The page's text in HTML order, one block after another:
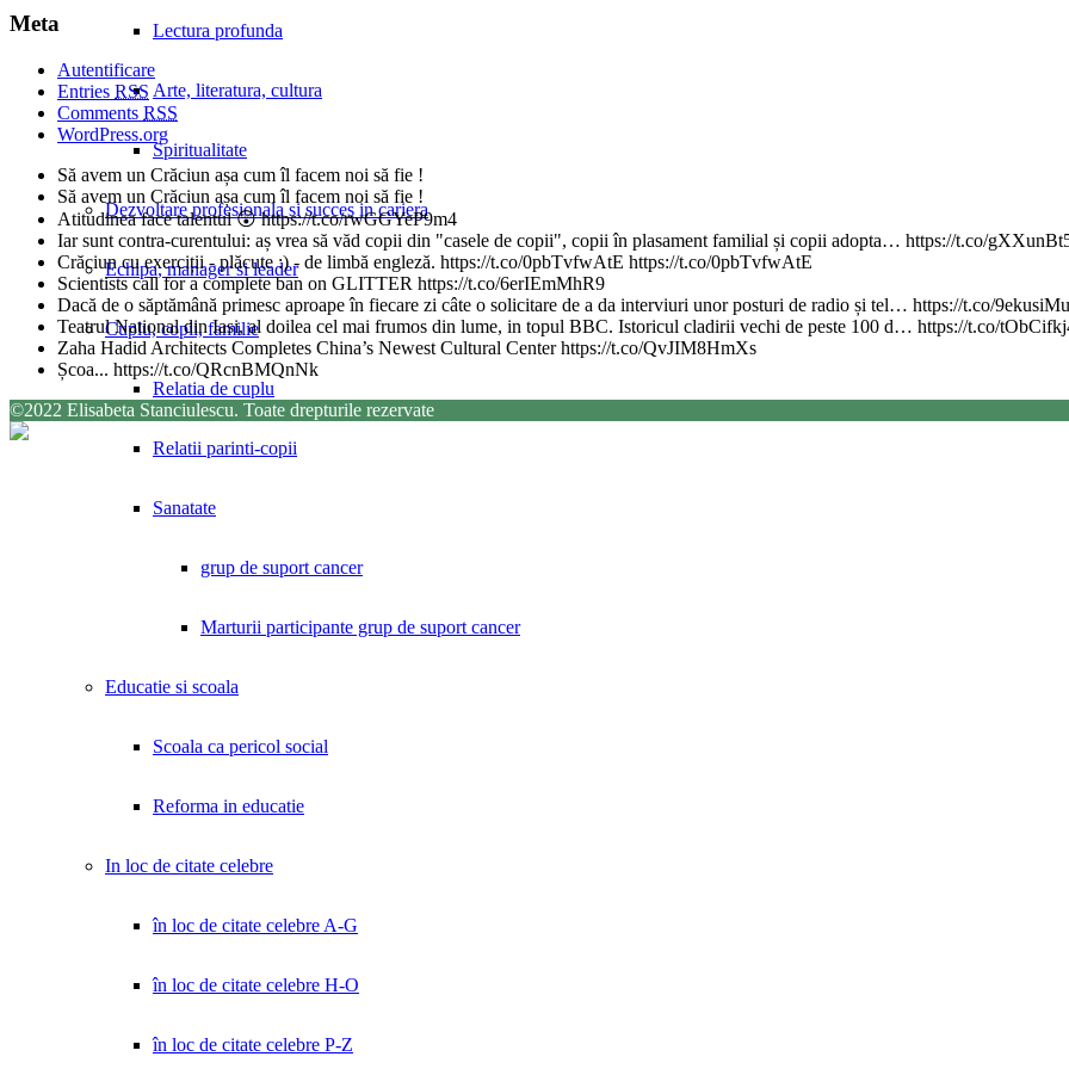
Lectura profunda
Arte, literatura, cultura
Spiritualitate
Dezvoltare profesionala si succes in cariera
Echipa, manager si leader
Cuplu, copii, familie
Relatia de cuplu
Relatii parinti-copii
Sanatate
grup de suport cancer
Marturii participante grup de suport cancer
Educatie si scoala
Scoala ca pericol social
Reforma in educatie
In loc de citate celebre
în loc de citate celebre A-G
în loc de citate celebre H-O
în loc de citate celebre P-Z
Meta
Autentificare
Entries RSS
Comments RSS
WordPress.org
Să avem un Crăciun așa cum îl facem noi să fie !
Să avem un Crăciun așa cum îl facem noi să fie !
Atitudinea face talentul 😲 https://t.co/rwGGYeP9m4
Iar sunt contra-curentului: aș vrea să văd copii din "casele de copii", copii în plasament familial și copii adopta… https://t.co/
Crăciun cu exerciții - plăcute :) - de limbă engleză. https://t.co/0pbTvfwAtE https://t.co/0pbTvfwAtE
Scientists call for a complete ban on GLITTER https://t.co/6erIEmMhR9
Dacă de o săptămână primesc aproape în fiecare zi câte o solicitare de a da interviuri unor posturi de radio și tel… https://t.co/
Teatrul National din Iasi, al doilea cel mai frumos din lume, in topul BBC. Istoricul cladirii vechi de peste 100 d… https://t.co/
Zaha Hadid Architects Completes China’s Newest Cultural Center https://t.co/QvJIM8HmXs
Școa... https://t.co/QRcnBMQnNk
©2022 Elisabeta Stanciulescu. Toate drepturile rezervate